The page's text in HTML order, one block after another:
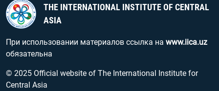
THE INTERNATIONAL INSTITUTE OF CENTRAL
ASIA
При использовании материалов ссылка на www.iica.uz
обязательна
© 2025 Official website of The International Institute for
Central Asia